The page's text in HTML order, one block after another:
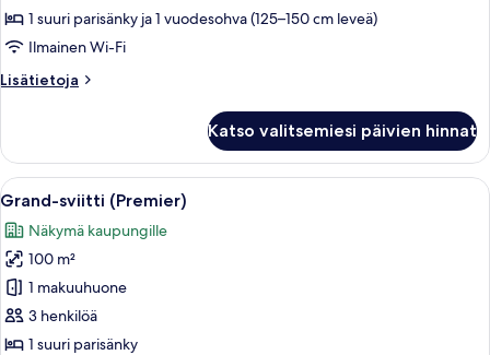
kuvat1 suuri parisänky ja 1 vuodesohva (125–150 cm leveä)
Ilmainen Wi-Fi
Lisätietoja
Lisätietoja
Katso valitsemiesi päivien hinnat
Avaa
kaikki
huonetyypin
Grand-
sviitti
(Premier)
kuvat
Hotellihuone, jossa on suuri sänky,
9
Grand-sviitti (Premier)
Näkymä kaupungille
100 m²
1 makuuhuone
3 henkilöä
1 suuri parisänky